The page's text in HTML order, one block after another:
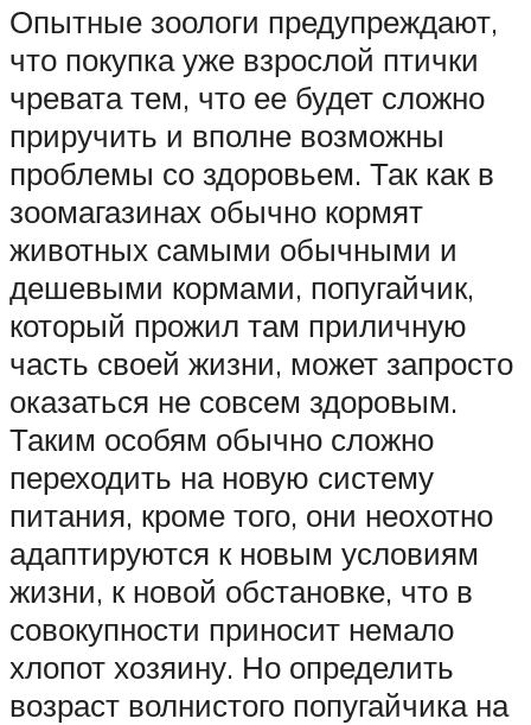
Опытные зоологи предупреждают,
что покупка уже взрослой птички
чревата тем, что ее будет сложно
приручить и вполне возможны
проблемы со здоровьем. Так как в
зоомагазинах обычно кормят
животных самыми обычными и
дешевыми кормами, попугайчик,
который прожил там приличную
часть своей жизни, может запросто
оказаться не совсем здоровым.
Таким особям обычно сложно
переходить на новую систему
питания, кроме того, они неохотно
адаптируются к новым условиям
жизни, к новой обстановке, что в
совокупности приносит немало
хлопот хозяину. Но определить
возраст волнистого попугайчика на